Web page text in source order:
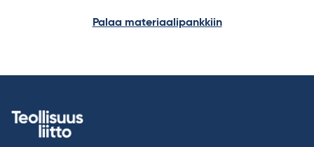
Palaa materiaalipankkiin